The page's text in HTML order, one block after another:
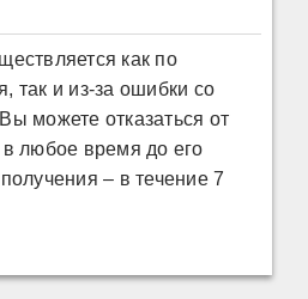
как по
так и из-за ошибки со
можете отказаться от
в любое время до его
– в течение 7